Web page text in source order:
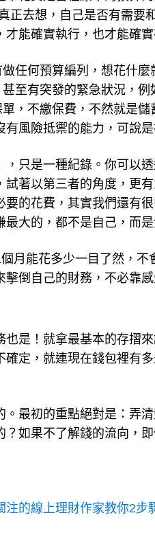
花費是否在原本的預算內
去想，自己是否有需要
任何預算編列，想花什麼
至有突發的緊急狀況，例
，不繳保費，不然就是儲
只是一種紀錄。你可以
著以第三者的角度，更
的花費，其實我們還有很
月能花多少一目了然，不
是！就拿最基本的存摺
定，就連現在錢包裡有多
最初的重點絕對是：弄
如果不了解錢的流向，即
的線上理財作家教你2步